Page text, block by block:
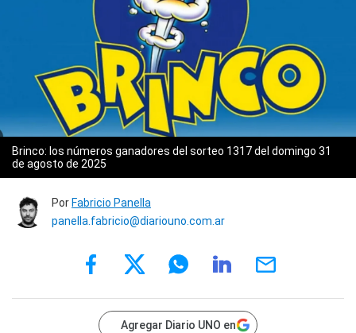
Brinco: los números ganadores del sorteo 1317 del domingo 31
de agosto de 2025
Por Fabricio Panella
panella.fabricio@diariouno.com.ar
Agregar Diario UNO en